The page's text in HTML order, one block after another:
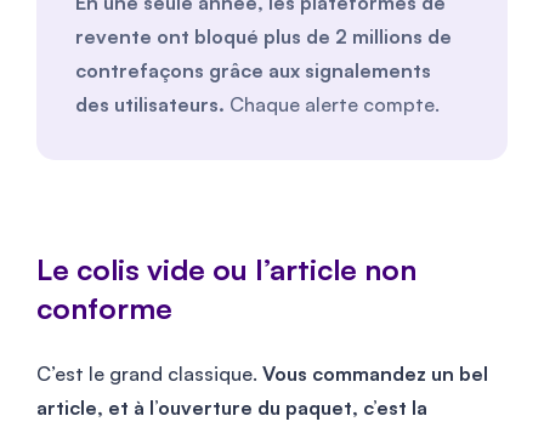
revente ont bloqué plus de 2 millions de
contrefaçons grâce aux signalements
des utilisateurs. Chaque alerte compte.
Le colis vide ou l’article non
conforme
C’est le grand classique. Vous commandez un bel
article, et à l’ouverture du paquet, c’est la